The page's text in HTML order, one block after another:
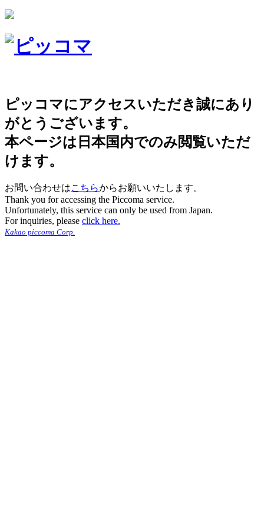
ピッコマにアクセスいただき誠にあり
がとうございます。
本ページは日本国内でのみ閲覧いただ
けます。
お問い合わせはこちらからお願いいたします。
Thank you for accessing the Piccoma service.
Unfortunately, this service can only be used from Japan.
For inquiries, please click here.
Kakao piccoma Corp.